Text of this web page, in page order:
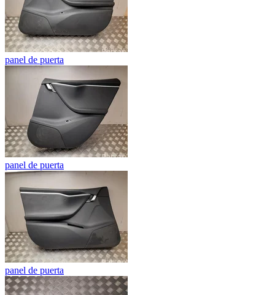
panel de puerta
panel de puerta
panel de puerta